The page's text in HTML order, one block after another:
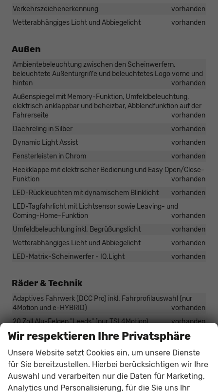
Verkehrszeichenerkennung
vorhanden
Wetterabhängiges Licht und Abbiegelicht
vorhanden
Außen
Ambientebeleuchtung zwischen den Scheinwerfern,
beleuchtete Außentürgriffe und beleuchtetes Logo vorne und
hinten
vorhanden
Außenspiegel mit Memory-Funktion, Umfeldbeleuchtung,
elektrisch anklappbar und beheizbar, Abblendfunktion auf der
Fahrerseite
vorhanden
Dachreling in Silber
vorhanden
Dynamic Light Assist
vorhanden
Fensterleisten in Chrom
vorhanden
Heckklappe mit elektrischer Bedienung und Easy Open/Close-
Funktion
vorhanden
LED-Rückleuchten mit dynamischem Blinklicht
vorhanden
LED-Tagfahrlicht mit Lichtsensor sowie Leaving- und
Coming-Home-Funktion
vorhanden
Umfeldbeleuchtung inkl. Begrüßungslicht
vorhanden
Wetterabhängiges Licht und Abbiegelicht
vorhanden
LED-Matrix-Scheinwerfer - IQ.Light
vorhanden
Räder & Technik
Adaptives Fahrwerk (DCC Pro) inkl. Fahrprofilauswahl (nur
4Motion und e-HYBRID)
vorhanden
20 Zoll Alu-Felgen "Leeds" (nur TSI 4Motion)
vorhanden
19-Zoll Alufelgen "Coventry"
vorhanden
Optionale Extras
Pakete
Wir respektieren Ihre Privatsphäre
Unsere Website setzt Cookies ein, um unsere Dienste
für Sie bereitzustellen. Hierbei berücksichtigen wir Ihre
Auswahl und verarbeiten nur die Daten für Marketing,
Analytics und Personalisierung, für die Sie uns Ihr